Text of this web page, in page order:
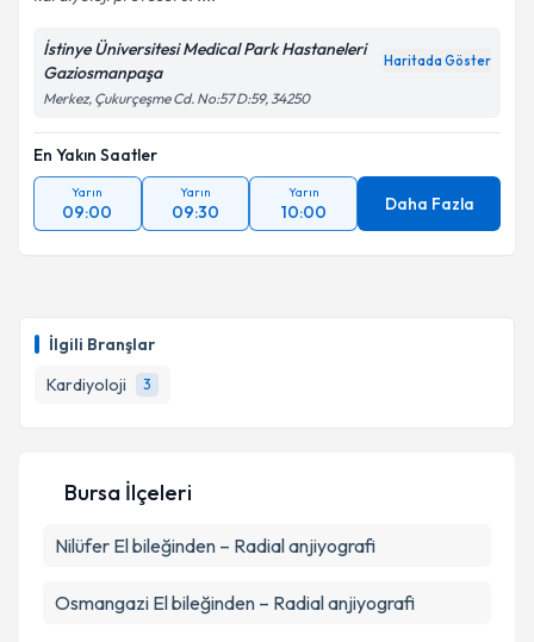
İlgili Branşlar
Kardiyoloji
3
İstinye Üniversitesi Medical Park Hastaneleri
Gaziosmanpaşa
Haritada Göster
Merkez, Çukurçeşme Cd. No:57 D:59, 34250
En Yakın Saatler
Yarın
09:00
Yarın
09:30
Yarın
10:00 Daha Fazla
Bursa İlçeleri
Nilüfer El bileğinden – Radial anjiyografi
Osmangazi El bileğinden – Radial anjiyografi